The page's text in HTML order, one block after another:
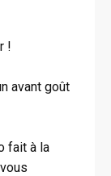
!
avant goût
fait à la